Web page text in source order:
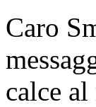
Caro
calce